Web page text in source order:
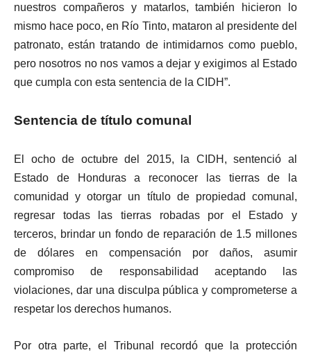
nuestros compañeros y matarlos, también hicieron lo
mismo hace poco, en Río Tinto, mataron al presidente del
patronato, están tratando de intimidarnos como pueblo,
pero nosotros no nos vamos a dejar y exigimos al Estado
que cumpla con esta sentencia de la CIDH”.
Sentencia de título comunal
El ocho de octubre del 2015, la CIDH, sentenció al
Estado de Honduras a reconocer las tierras de la
comunidad y otorgar un título de propiedad comunal,
regresar todas las tierras robadas por el Estado y
terceros, brindar un fondo de reparación de 1.5 millones
de dólares en compensación por daños, asumir
compromiso de responsabilidad aceptando las
violaciones, dar una disculpa pública y comprometerse a
respetar los derechos humanos.
Por otra parte, el Tribunal recordó que la protección